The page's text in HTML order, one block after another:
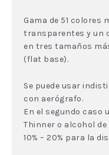
Gama de 51 colores
transparentes y un
en tres tamaños
(flat base).
Se puede usar
con aerógrafo.
En el segundo caso
Thinner o alcohol
10% – 20% para la